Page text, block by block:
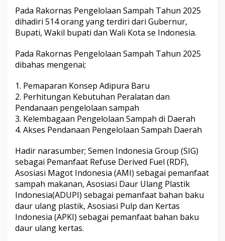
Pada Rakornas Pengelolaan Sampah Tahun 2025
dihadiri 514 orang yang terdiri dari Gubernur,
Bupati, Wakil bupati dan Wali Kota se Indonesia.
Pada Rakornas Pengelolaan Sampah Tahun 2025
dibahas mengenai;
1. Pemaparan Konsep Adipura Baru
2. Perhitungan Kebutuhan Peralatan dan
Pendanaan pengelolaan sampah
3. Kelembagaan Pengelolaan Sampah di Daerah
4. Akses Pendanaan Pengelolaan Sampah Daerah
Hadir narasumber; Semen Indonesia Group (SIG)
sebagai Pemanfaat Refuse Derived Fuel (RDF),
Asosiasi Magot Indonesia (AMI) sebagai pemanfaat
sampah makanan, Asosiasi Daur Ulang Plastik
Indonesia(ADUPI) sebagai pemanfaat bahan baku
daur ulang plastik, Asosiasi Pulp dan Kertas
Indonesia (APKI) sebagai pemanfaat bahan baku
daur ulang kertas.